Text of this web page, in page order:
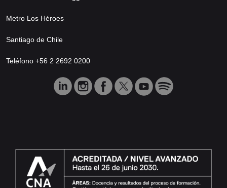
Metro Los Héroes
Santiago de Chile
Teléfono +56 2 2692 0200